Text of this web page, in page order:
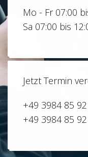
Mo - Fr 07:00
Sa 07:00 bis
Jetzt Termin
+49 3984 85
+49 3984 85 92